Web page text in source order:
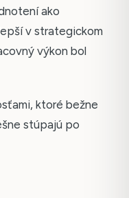
ako
v strategickom
výkon bol
ktoré bežne
stúpajú po